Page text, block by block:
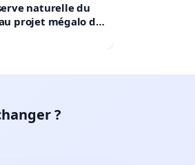
naturelle du
projet mégalo du
?